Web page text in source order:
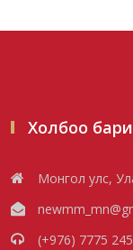
Холбоо
Монгол улс,
(+976) 7775